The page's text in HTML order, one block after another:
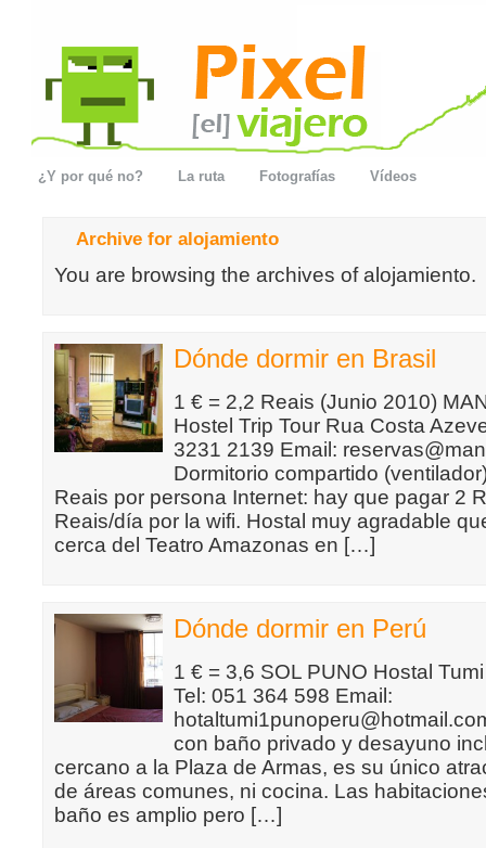
¿Y por qué no? La ruta Fotografías Vídeos
Archive for alojamiento
You are browsing the archives of alojamiento.
Dónde dormir en Brasil
1 € = 2,2 Reais (Junio 2010)
Hostel Trip Tour Rua Costa
3231 2139 Email:
Dormitorio compartido
Reais por persona Internet: hay que pagar 2
Reais/día por la wifi. Hostal muy agradable
cerca del Teatro Amazonas en […]
Dónde dormir en Perú
1 € = 3,6 SOL PUNO Hostal
Tel: 051 364 598 Email:
con baño privado y desayuno
cercano a la Plaza de Armas, es su único
de áreas comunes, ni cocina. Las
baño es amplio pero […]